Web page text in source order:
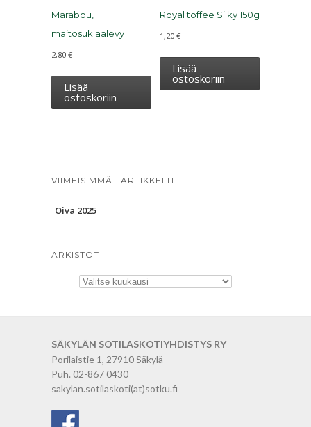
Marabou,
maitosuklaalevy
2,80 €
Lisää
ostoskoriin
Royal toffee Silky 150g
1,20 €
Lisää
ostoskoriin
VIIMEISIMMÄT ARTIKKELIT
Oiva 2025
ARKISTOT
Arkistot
SÄKYLÄN SOTILASKOTIYHDISTYS RY
Porilaistie 1, 27910 Säkylä
Puh. 02-867 0430
sakylan.sotilaskoti(at)sotku.fi